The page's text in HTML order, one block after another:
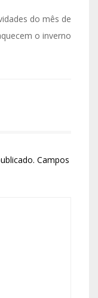
do mês de
o inverno
Campos